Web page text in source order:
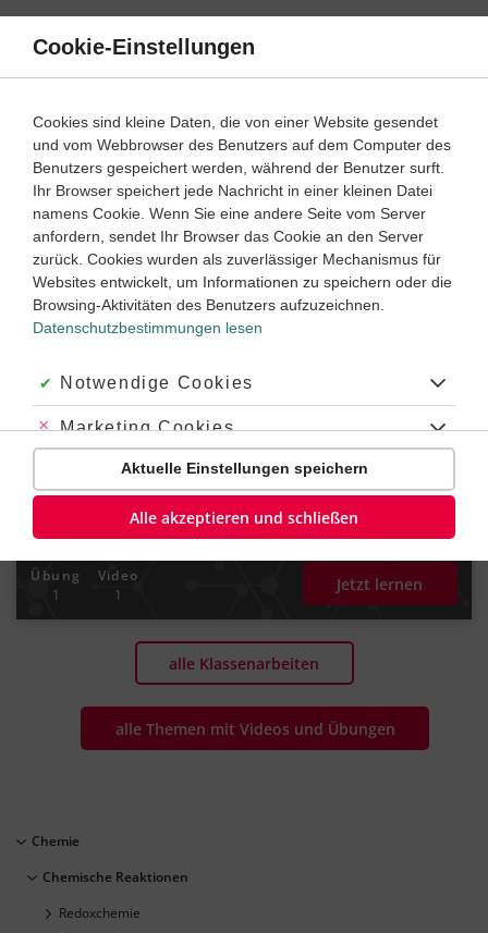
Direkt
Inhalt
Reaktionen in der Chemie einfach erklärt
Klassenstufe: 8 9 10 Oberstufe
Reaktionen in der Chemie – die beliebtesten Themen
Stoffumwandlungen
#Chemische Reaktion
#Gleichgewichtsreaktion
#chemisches Gleichgewicht
#Reaktionsgeschwindigkeit
#Reaktionsgleichung
#stöchiometrischer Faktor
#Massenerhaltungsgesetz
#Stöchiometrisches Rechnen
Übung
1
Video
1
Jetzt lernen
alle Klassenarbeiten
alle Themen mit Videos und Übungen
Chemie
Chemische Reaktionen
Redoxchemie
Cookie-Einstellungen
Cookies sind kleine Daten, die von einer Website gesendet
und vom Webbrowser des Benutzers auf dem Computer des
Benutzers gespeichert werden, während der Benutzer surft.
Ihr Browser speichert jede Nachricht in einer kleinen Datei
namens Cookie. Wenn Sie eine andere Seite vom Server
anfordern, sendet Ihr Browser das Cookie an den Server
zurück. Cookies wurden als zuverlässiger Mechanismus für
Websites entwickelt, um Informationen zu speichern oder die
Browsing-Aktivitäten des Benutzers aufzuzeichnen.
Datenschutzbestimmungen lesen
Akzeptiert:
Notwendige Cookies
Abgelehnt:
Marketing Cookies
Abgelehnt:
Personalisierungs-Cookies
Aktuelle Einstellungen speichern
Alle akzeptieren und schließen